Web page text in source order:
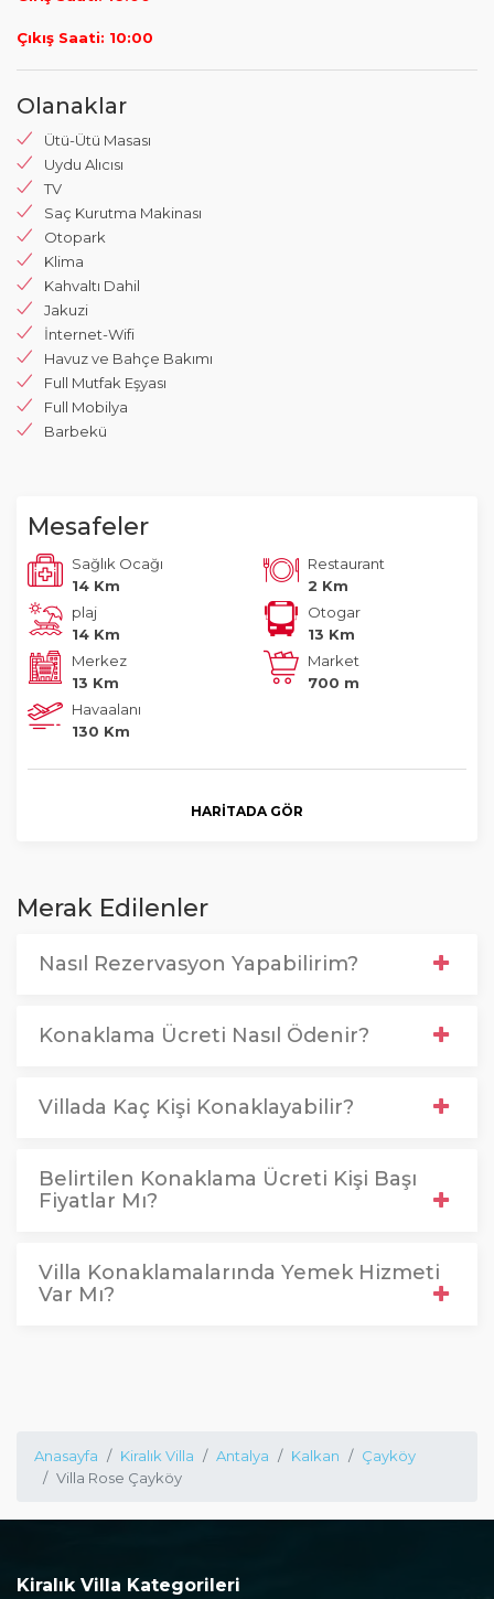
Çıkış Saati: 10:00
Olanaklar
Ütü-Ütü Masası
Uydu Alıcısı
TV
Saç Kurutma Makinası
Otopark
Klima
Kahvaltı Dahil
Jakuzi
İnternet-Wifi
Havuz ve Bahçe Bakımı
Full Mutfak Eşyası
Full Mobilya
Barbekü
Mesafeler
Sağlık Ocağı
14 Km
Restaurant
2 Km
plaj
14 Km
Otogar
13 Km
Merkez
13 Km
Market
700 m
Havaalanı
130 Km
HARITADA GÖR
Merak Edilenler
Nasıl Rezervasyon Yapabilirim?
Konaklama Ücreti Nasıl Ödenir?
Villada Kaç Kişi Konaklayabilir?
Belirtilen Konaklama Ücreti Kişi Başı
Fiyatlar Mı?
Villa Konaklamalarında Yemek Hizmeti
Var Mı?
Anasayfa Kiralık Villa Antalya Kalkan
Çayköy
Villa Rose Çayköy
Kiralık Villa Kategorileri